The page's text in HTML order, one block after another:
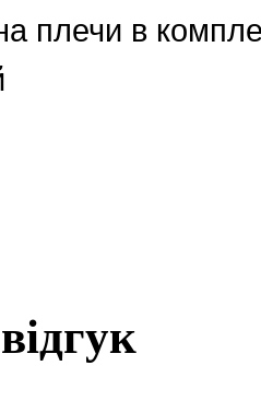
плечи в